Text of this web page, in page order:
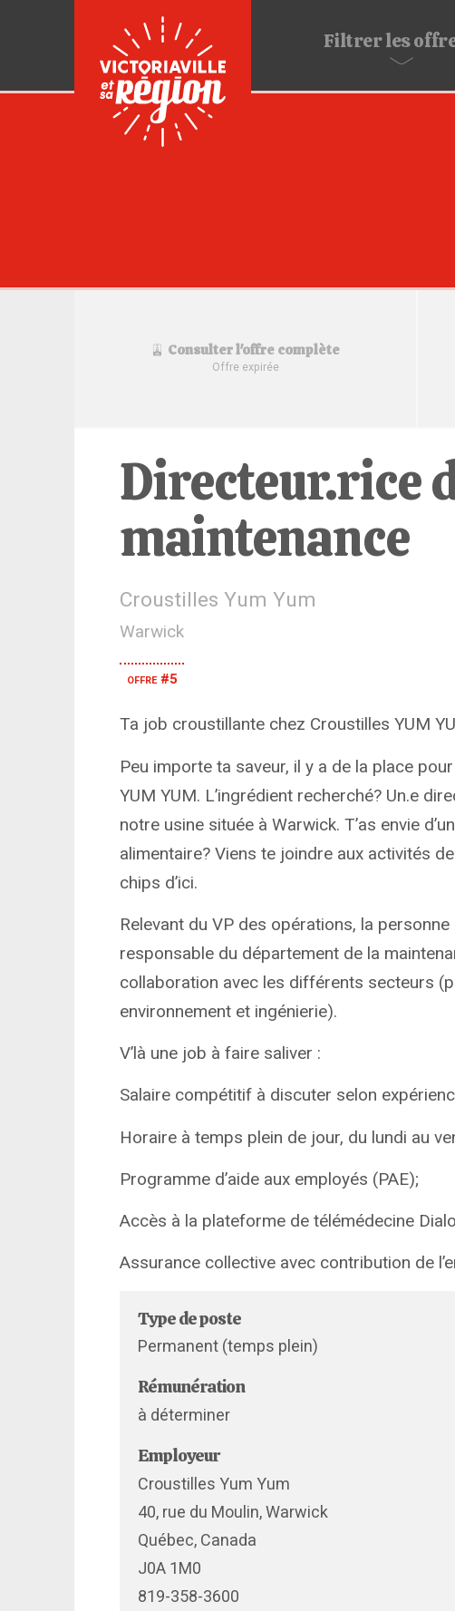
Filtrerles
Consulter l'offre complète
Offre expirée
Directeur.rice
maintenance
Croustilles Yum Yum
Warwick
offre #5
Ta job croustillante chez Croustilles YUM
Peu importe ta saveur, il y a de la place
YUM YUM. L’ingrédient recherché? Un.e
notre usine située à Warwick. T’as envie
alimentaire? Viens te joindre aux activités
chips d’ici.
Relevant du VP des opérations, la
responsable du département de la
collaboration avec les différents secteurs
environnement et ingénierie).
V’là une job à faire saliver :
Salaire compétitif à discuter selon
Horaire à temps plein de jour, du lundi au
Programme d’aide aux employés (PAE);
Accès à la plateforme de télémédecine
Assurance collective avec contribution de
Type de poste
Permanent (temps plein)
Rémunération
à déterminer
Employeur
Croustilles Yum Yum
40, rue du Moulin, Warwick
Québec, Canada
J0A 1M0
819-358-3600